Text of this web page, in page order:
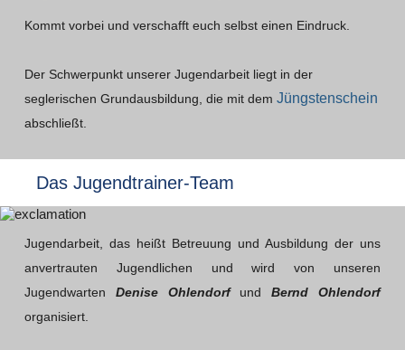
Kommt vorbei und verschafft euch selbst einen Eindruck.
Der Schwerpunkt unserer Jugendarbeit liegt in der
seglerischen Grundausbildung, die mit dem Jüngstenschein
abschließt.
Das Jugendtrainer-Team
Jugendarbeit, das heißt Betreuung und Ausbildung der uns
anvertrauten Jugendlichen und wird von unseren
Jugendwarten Denise Ohlendorf undBernd Ohlendorf
organisiert.